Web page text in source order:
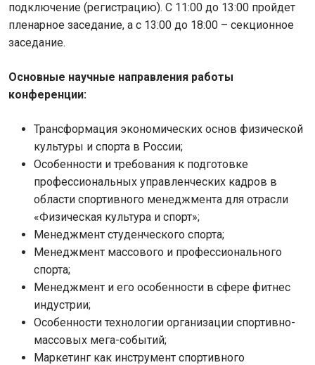
подключение (регистрацию). С 11:00 до 13:00 пройдет
пленарное заседание, а с 13:00 до 18:00 – секционное
заседание.
Основные научные направления работы
конференции:
Трансформация экономических основ физической
культуры и спорта в России;
Особенности и требования к подготовке
профессиональных управленческих кадров в
области спортивного менеджмента для отрасли
«Физическая культура и спорт»;
Менеджмент студенческого спорта;
Менеджмент массового и профессионального
спорта;
Менеджмент и его особенности в сфере фитнес
индустрии;
Особенности технологии организации спортивно-
массовых мега-событий;
Маркетинг как инструмент спортивного